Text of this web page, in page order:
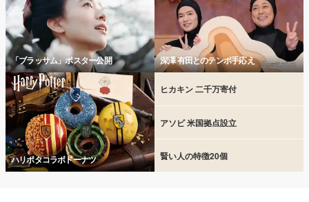
「ブラッサム」ポスター公開 深澤 有田とのテンポ手応え
ハリポタコラボドーナツ
ヒカキン 二千万寄付
アソビ 米国拠点設立
賢い人の特徴20個